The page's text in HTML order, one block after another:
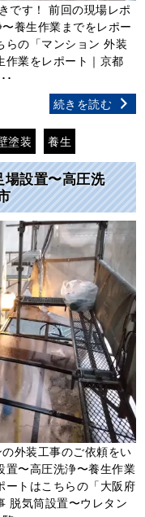
です！ 前回の現場レポ
養生作業までをレポー
らの「マンション 外装
作業をレポート｜京都
･
続きを読む
塗装 養生
設置〜高圧洗
外装工事のご依頼をい
置〜高圧洗浄〜養生作業
ートはこちらの「大阪府
脱気筒設置〜ウレタン